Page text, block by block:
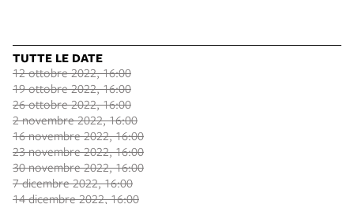
TUTTE LE DATE
12 ottobre 2022, 16:00
19 ottobre 2022, 16:00
26 ottobre 2022, 16:00
2 novembre 2022, 16:00
16 novembre 2022, 16:00
23 novembre 2022, 16:00
30 novembre 2022, 16:00
7 dicembre 2022, 16:00
14 dicembre 2022, 16:00